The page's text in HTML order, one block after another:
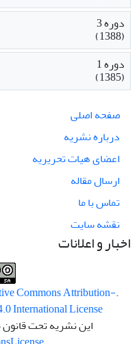
دوره 3
(1388)
دوره 1
(1385)
صفحه اصلی
درباره نشریه
اعضای هیات تحریریه
ارسال مقاله
تماس با ما
نقشه سایت
اخبار و اعلانات
.This work is licensed under a
Commons Attribution-
International License
این نشریه تحت